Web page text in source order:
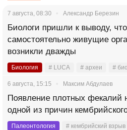
7 августа, 08:30 Александр Березин
Биологи пришли к выводу, что
самостоятельно живущие
возникли дважды
Биология # LUCA # археи #
6 августа, 15:15 Максим Абдулаев
Появление плотных фекалий
одной из причин
Палеонтология # кембрийский взрыв